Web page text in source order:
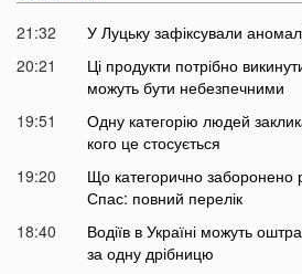
21:32
У Луцьку зафіксували
20:21
Ці продукти потрібно
можуть бути небезпечними
19:51
Одну категорію людей
кого це стосується
19:20
Що категорично заборонено
Спас: повний перелік
18:40
Водіїв в Україні можуть
за одну дрібницю